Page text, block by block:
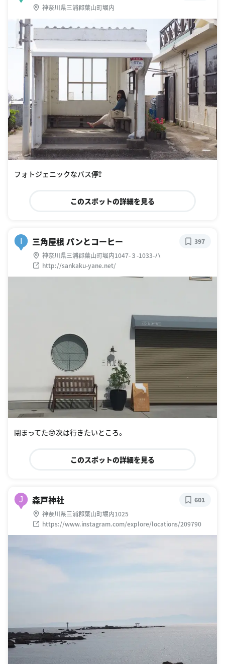
神奈川県三浦郡葉山町堀内
フォトジェニックなバス停🚏
このスポットの詳細を見る
三角屋根 パンとコーヒー
神奈川県三浦郡葉山町堀内1047-３-1033-ハ
http://sankaku-yane.net/
397
閉まってた😢次は行きたいところ。
このスポットの詳細を見る
J 森戸神社
神奈川県三浦郡葉山町堀内1025
https://www.instagram.com/explore/locations/209790
601